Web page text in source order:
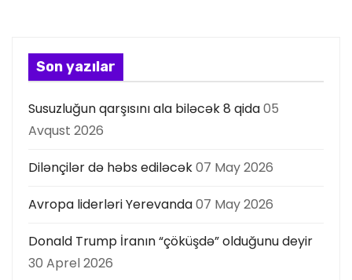
y
a
s
Son yazılar
Susuzluğun qarşısını ala biləcək 8 qida05
Avqust 2026
Dilənçilər də həbs ediləcək07 May 2026
Avropa liderləri Yerevanda07 May 2026
Donald Trump İranın “çöküşdə” olduğunu deyir
30 Aprel 2026